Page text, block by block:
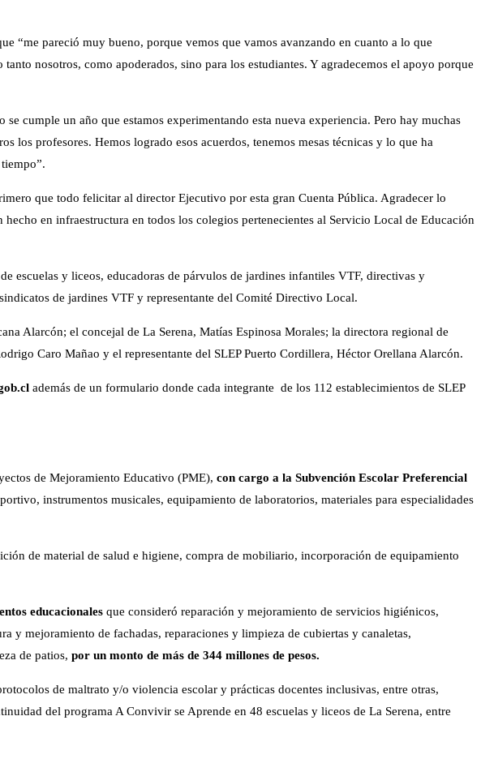
“me pareció muy bueno, porque vemos que vamos avanzando en cuanto a lo que
nosotros, como apoderados, sino para los estudiantes. Y agradecemos el apoyo porque
se cumple un año que estamos experimentando esta nueva experiencia. Pero hay muchas
los profesores. Hemos logrado esos acuerdos, tenemos mesas técnicas y lo que ha
que todo felicitar al director Ejecutivo por esta gran Cuenta Pública. Agradecer lo
en infraestructura en todos los colegios pertenecientes al Servicio Local de Educación
escuelas y liceos, educadoras de párvulos de jardines infantiles VTF, directivas y
de jardines VTF y representante del Comité Directivo Local.
Alarcón; el concejal de La Serena, Matías Espinosa Morales; la directora regional de
Caro Mañao y el representante del SLEP Puerto Cordillera, Héctor Orellana Alarcón.
además de un formulario donde cada integrante de los 112 establecimientos de SLEP
de Mejoramiento Educativo (PME), con cargo a la Subvención Escolar Preferencial
instrumentos musicales, equipamiento de laboratorios, materiales para especialidades
de material de salud e higiene, compra de mobiliario, incorporación de equipamiento
educacionales que consideró reparación y mejoramiento de servicios higiénicos,
y mejoramiento de fachadas, reparaciones y limpieza de cubiertas y canaletas,
de patios, por un monto de más de 344 millones de pesos.
de maltrato y/o violencia escolar y prácticas docentes inclusivas, entre otras,
del programa A Convivir se Aprende en 48 escuelas y liceos de La Serena, entre